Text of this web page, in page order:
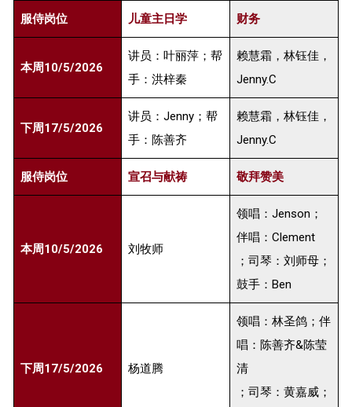
服侍岗位 儿童主日学 财务
本周10/5/2026
讲员：叶丽萍；帮
手：洪梓秦
赖慧霜，林钰佳，
Jenny.C
下周17/5/2026
讲员：Jenny；帮
手：陈善齐
赖慧霜，林钰佳，
Jenny.C
服侍岗位 宣召与献祷 敬拜赞美
本周10/5/2026 刘牧师
领唱：Jenson；
伴唱：Clement
；司琴：刘师母；
鼓手：Ben
下周17/5/2026 杨道腾
领唱：林圣鸽；伴
唱：陈善齐&陈莹
清
；司琴：黄嘉威；